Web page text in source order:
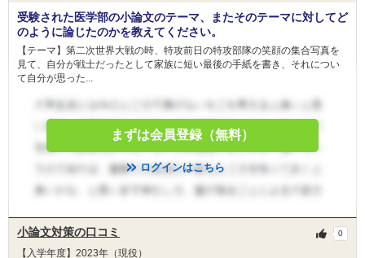
受験された医学部の小論文のテーマ、またそのテーマに対してど
のように論じたのかを教えてください。
【テーマ】第二次世界大戦の時、特攻前日の特攻部隊の笑顔の集合写真を
見て、自分が戦士だったとして家族に短い最後の手紙を書き、それについ
て自分が思った...
まずは会員登録（無料）
ログインはこちら
小論文対策の口コミ
【入学年度】2023年（現役）
0